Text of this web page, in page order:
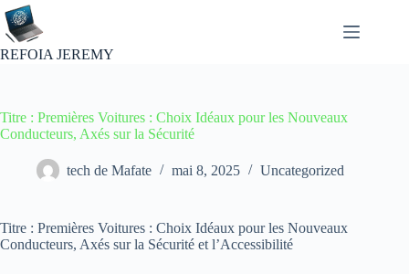
Passer
au
contenu
REFOIA JEREMY
Titre : Premières Voitures : Choix Idéaux pour les Nouveaux
Conducteurs, Axés sur la Sécurité
tech de Mafate mai 8, 2025 Uncategorized
Titre : Premières Voitures : Choix Idéaux pour les Nouveaux
Conducteurs, Axés sur la Sécurité et l’Accessibilité